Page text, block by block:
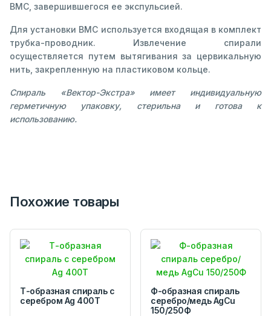
ВМС, завершившегося ее экспульсией.
Для установки ВМС используется входящая в комплект
трубка-проводник. Извлечение спирали
осуществляется путем вытягивания за цервикальную
нить, закрепленную на пластиковом кольце.
Спираль «Вектор-Экстра» имеет индивидуальную
герметичную упаковку, стерильна и готова к
использованию.
Похожие товары
Т-образная спираль с
серебром Ag 400T
Ф-образная спираль
серебро/медь AgCu
150/250Ф